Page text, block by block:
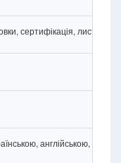
сертифікація, листи
англійською,